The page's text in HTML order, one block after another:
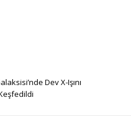
Dev X-Işını